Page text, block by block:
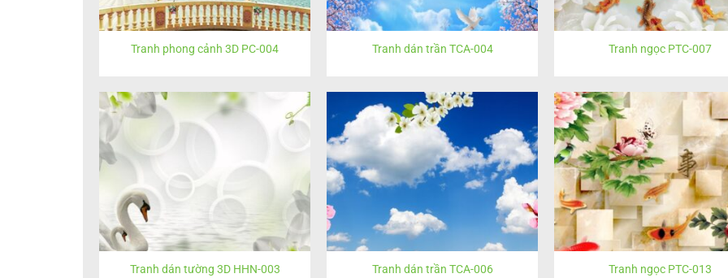
Tranh phong cảnh 3D PC-004 Tranh dán trần TCA-004 Tranh ngọc PTC-007
Tranh dán tường 3D HHN-003 Tranh dán trần TCA-006 Tranh ngọc PTC-013